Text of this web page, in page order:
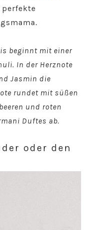
beginnt mit einer
In der Herznote
Jasmin die
rundet mit süßen
und roten
Duftes ab.
oder den